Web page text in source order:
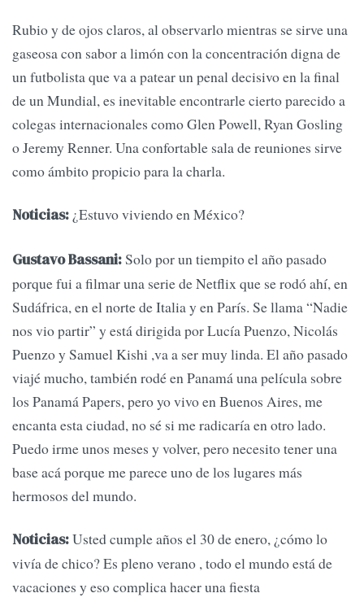
Rubio y de ojos claros, al observarlo mientras se sirve una
gaseosa con sabor a limón con la concentración digna de
un futbolista que va a patear un penal decisivo en la final
de un Mundial, es inevitable encontrarle cierto parecido a
colegas internacionales como Glen Powell, Ryan Gosling
o Jeremy Renner. Una confortable sala de reuniones sirve
como ámbito propicio para la charla.
Noticias: ¿Estuvo viviendo en México?
Gustavo Bassani:Solo por un tiempito el año pasado
porque fui a filmar una serie de Netflix que se rodó ahí, en
Sudáfrica, en el norte de Italia y en París. Se llama “Nadie
nos vio partir” y está dirigida por Lucía Puenzo, Nicolás
Puenzo y Samuel Kishi ,va a ser muy linda. El año pasado
viajé mucho, también rodé en Panamá una película sobre
los Panamá Papers, pero yo vivo en Buenos Aires, me
encanta esta ciudad, no sé si me radicaría en otro lado.
Puedo irme unos meses y volver, pero necesito tener una
base acá porque me parece uno de los lugares más
hermosos del mundo.
Noticias:Usted cumple años el 30 de enero, ¿cómo lo
vivía de chico? Es pleno verano , todo el mundo está de
vacaciones y eso complica hacer una fiesta